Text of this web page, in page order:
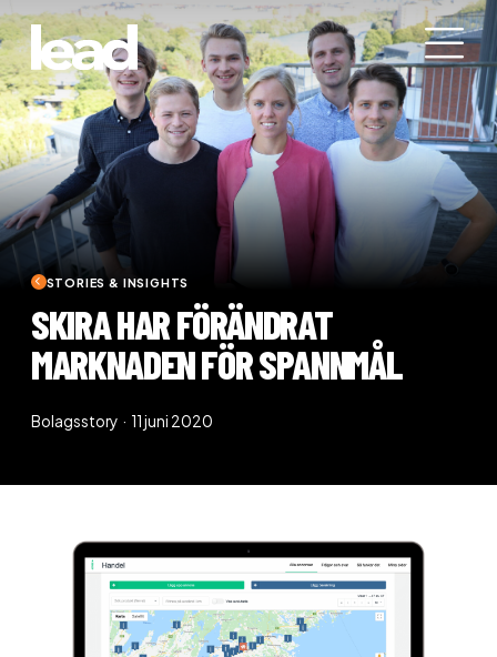
STORIES & INSIGHTS
SKIRA HAR FÖRÄNDRAT
MARKNADEN FÖR SPANNMÅL
Bolagsstory · 11 juni 2020